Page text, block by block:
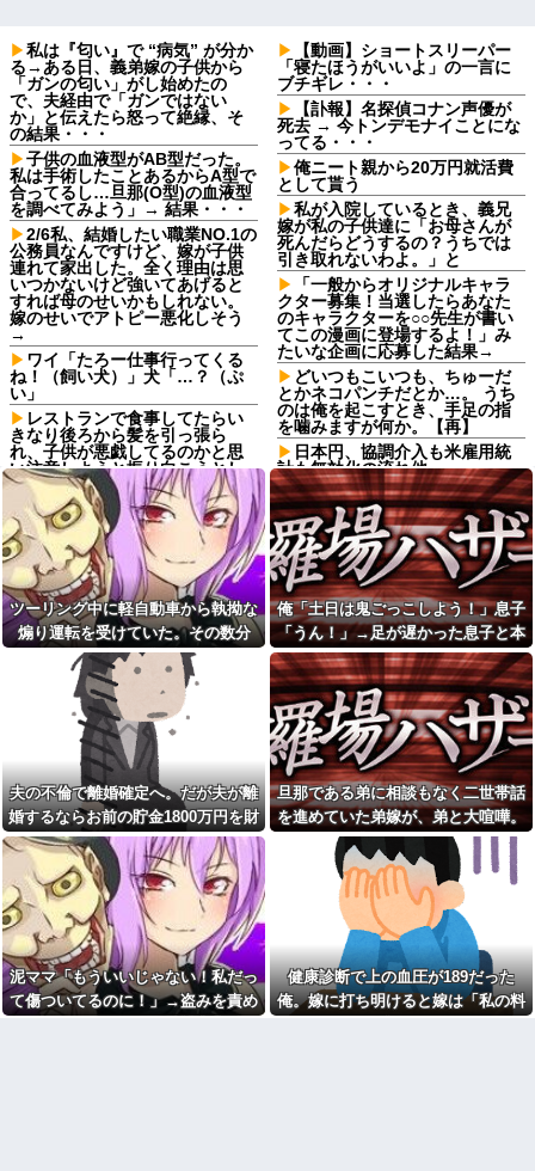
私は『匂い』で “病気” が分か
る→ある日、義弟嫁の子供から
「ガンの匂い」がし始めたの
で、夫経由で「ガンではない
か」と伝えたら怒って絶縁、そ
の結果・・・
子供の血液型がAB型だった。
私は手術したことあるからA型で
合ってるし…旦那(O型)の血液型
を調べてみよう」→ 結果・・・
2/6私、結婚したい職業NO.1の
公務員なんですけど、嫁が子供
連れて家出した。全く理由は思
いつかないけど強いてあげると
すれば母のせいかもしれない。
嫁のせいでアトピー悪化しそう
→
ワイ「たろー仕事行ってくる
ね！（飼い犬）」犬「…？（ぷ
い」
レストランで食事してたらい
きなり後ろから髪を引っ張ら
れ、子供が悪戯してるのかと思
い注意しようと振り向こうとし
たら耳元でハサミの音がした！
妙に頭が軽くなったと思った
ら…
【家族内争い】 嫁のピアノを
兄嫁が欲しがり親も譲れと言い
出した結果…ｗｗｗｗ
佐藤二朗、妻とのハグを報告
「文〇砲より遥かに威力は弱い
が、僕のノロケ砲をお見舞いす
る」
【画像】日本のセクシー過ぎ
る女性犯罪者一覧が冗談抜きに
レベル高過ぎる件w w w w w w
【衝撃】広末涼子さんが地上
波にスピード復帰できる理由←
コレ、誰にも分からない模様w w
w w w w w w
【画像】俺たちの姫本田望
結、久しぶりに画像を投稿した
結果→やっぱりワイらの姫だっ
たw w w w w w w w w w
【画像】ワイの会社の女さ
ん、『コレ』を強調し過ぎて完
全にあたしこ枠を狙ってるんだ
がw w w w w w w w w w w w
【悲報】 マイナ保険証のクソ
ぶり、バレるｗｗｗｗｗｗｗｗ
ｗ
【動画】ショートスリーパー
「寝たほうがいいよ」の一言に
ブチギレ・・・
【訃報】名探偵コナン声優が
死去 → 今トンデモナイことにな
ってる・・・
俺ニート親から20万円就活費
として貰う
私が入院しているとき、義兄
嫁が私の子供達に「お母さんが
死んだらどうするの？うちでは
引き取れないわよ。」と
「一般からオリジナルキャラ
クター募集！当選したらあなた
のキャラクターを○○先生が書い
てこの漫画に登場するよ！」み
たいな企画に応募した結果→
どいつもこいつも、ちゅーだ
とかネコパンチだとか…。 うち
のは俺を起こすとき、手足の指
を噛みますが何か。【再】
日本円、協調介入も米雇用統
計も無効化の流れ他
PTA会長が事故で辞退→旦那
「妻の代わりに僕がやります」
→1年後…名物ガンコジジイを草
むしりに召喚、不登校児を学校
に復帰させる無双状態にｗｗ
【巨人対ヤクルト17回戦】巨
人、2回裏2アウト一二塁から浦
田のタイムリーで同点に追いつ
く！！！！！！
【朗報】かつや感謝祭が開催
中！人気メニューが税抜150円引
き＆ご飯大盛り無料
生理の予定が８月６日なんだ
けど７月２９日にドバッと鮮血
でたから生理かな？って思った
のよね
【困惑】嫁の誕生日にサプラ
イズしたら「苦行だった」と言
われたんだが…その理由が納得
いかないｗｗｗｗ
こども園から孫が怪我した迎
えにと連絡あり。石をどかして
ミミズ集め足の上に石を落とし
たそうな
Ａちゃんママは遊園地や水族
館が大嫌い。夏休みのお出かけ
先はおばあちゃんちだけ。私の
母「可哀想。孫ちゃんと一緒に
ＴＤＬに連れて行ってあげた
ツーリング中に軽自動車から執拗な
煽り運転を受けていた。その数分
後、思わぬ結末を目撃することにな
俺「土日は鬼ごっこしよう！」息子
「うん！」→足が遅かった息子と本
気で遊び続けた10年後…
夫の不倫で離婚確定へ。だが夫が離
婚するならお前の貯金1800万円を財
産分与しろ」と言い出した
旦那である弟に相談もなく二世帯話
を進めていた弟嫁が、弟と大喧嘩。
その騒動で夫婦仲は最悪になったは
ずが…
泥ママ「もういいじゃない！私だっ
て傷ついてるのに！」→盗みを責め
健康診断で上の血圧が189だった
俺。嫁に打ち明けると嫁は「私の料